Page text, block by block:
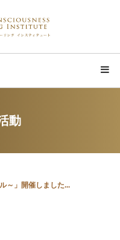
動
～」開催しました...